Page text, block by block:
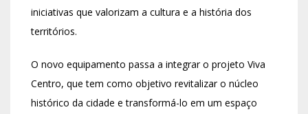
iniciativas que valorizam a cultura e a história dos
territórios.
O novo equipamento passa a integrar o projeto Viva
Centro, que tem como objetivo revitalizar o núcleo
histórico da cidade e transformá-lo em um espaço